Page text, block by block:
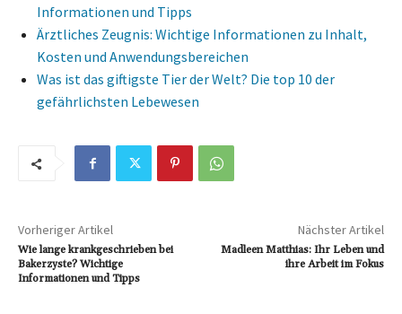
Informationen und Tipps
Ärztliches Zeugnis: Wichtige Informationen zu Inhalt,
Kosten und Anwendungsbereichen
Was ist das giftigste Tier der Welt? Die top 10 der
gefährlichsten Lebewesen
Vorheriger Artikel
Wie lange krankgeschrieben bei
Bakerzyste? Wichtige
Informationen und Tipps
Nächster Artikel
Madleen Matthias: Ihr Leben und
ihre Arbeit im Fokus